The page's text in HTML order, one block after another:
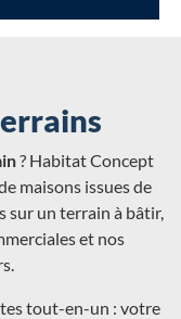
? Habitat Concept
maisons issues de
sur un terrain à bâtir,
et nos
tout-en-un : votre